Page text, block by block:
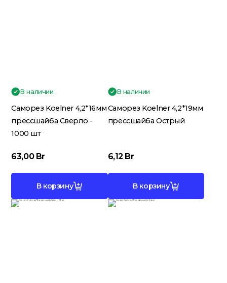
Электрика
В наличии
Саморез Koelner 4,2*16мм
прессшайба Сверло -
1000 шт
63,00 Br
В корзину
В наличии
Саморез Koelner 4,2*19мм
прессшайба Острый
6,12 Br
В корзину